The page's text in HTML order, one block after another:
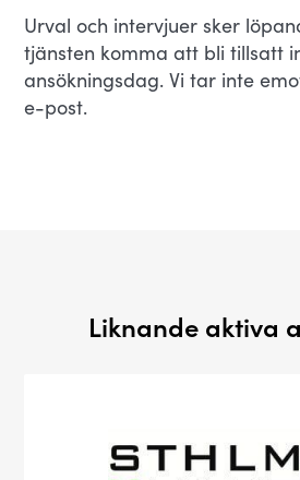
Urval och intervjuer sker
tjänsten komma att bli tillsatt
ansökningsdag. Vi tar inte
e-post.
Liknande aktiva